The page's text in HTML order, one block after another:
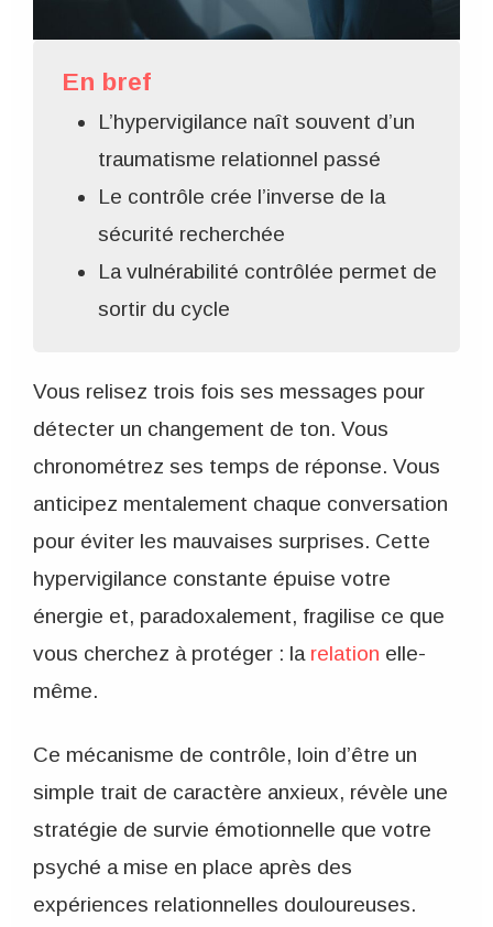
En bref
L’hypervigilance naît souvent d’un
traumatisme relationnel passé
Le contrôle crée l’inverse de la
sécurité recherchée
La vulnérabilité contrôlée permet de
sortir du cycle
Vous relisez trois fois ses messages pour
détecter un changement de ton. Vous
chronométrez ses temps de réponse. Vous
anticipez mentalement chaque conversation
pour éviter les mauvaises surprises. Cette
hypervigilance constante épuise votre
énergie et, paradoxalement, fragilise ce que
vous cherchez à protéger : la relation elle-
même.
Ce mécanisme de contrôle, loin d’être un
simple trait de caractère anxieux, révèle une
stratégie de survie émotionnelle que votre
psyché a mise en place après des
expériences relationnelles douloureuses.